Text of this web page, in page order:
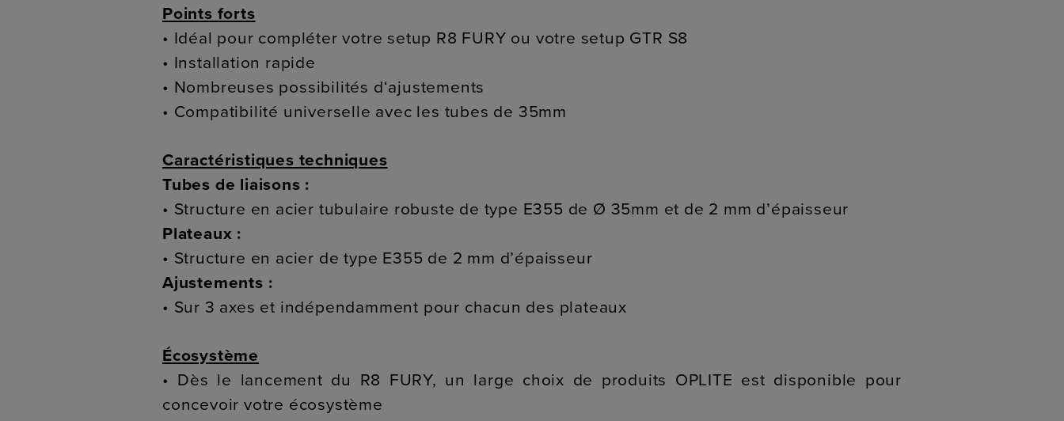
Points forts
• Idéal pour compléter votre setup R8 FURY ou votre setup GTR S8
• Installation rapide
• Nombreuses possibilités d‘ajustements
• Compatibilité universelle avec les tubes de 35mm
Caractéristiques techniques
Tubes de liaisons :
• Structure en acier tubulaire robuste de type E355 de Ø 35mm et de 2 mm d’épaisseur
Plateaux :
• Structure en acier de type E355 de 2 mm d’épaisseur
Ajustements :
• Sur 3 axes et indépendamment pour chacun des plateaux
Écosystème
• Dès le lancement du R8 FURY, un large choix de produits OPLITE est disponible pour
concevoir votre écosystème